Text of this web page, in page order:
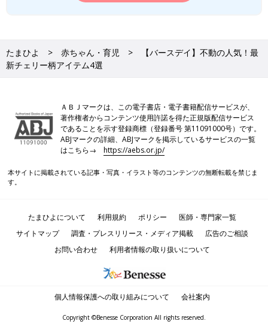
たまひよ 赤ちゃん・育児
【バースデイ】不動の人気！最
新チェリー柄アイテム4選
ＡＢＪマークは、この電子書店・電子書籍配信サービスが、
著作権者からコンテンツ使用許諾を得た正規版配信サービス
であることを示す登録商標（登録番号 第11091000号）です。
ABJマークの詳細、ABJマークを掲示しているサービスの一覧
はこちら→https://aebs.or.jp/
本サイトに掲載されている記事・写真・イラスト等のコンテンツの無断転載を禁じま
す。
たまひよについて 利用規約 ポリシー
医師・専門家一覧
サイトマップ
調査・プレスリリース・メディア掲載
広告のご相談
お問い合わせ
利用者情報の取り扱いについて
個人情報保護への取り組みについて 会社案内
Copyright ©Benesse Corporation All rights reserved.